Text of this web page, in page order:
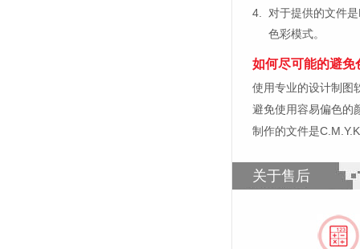
4. 对于提供的文件
色彩模式。
如何尽可能的避免
使用专业的设计制图
避免使用容易偏色的
制作的文件是
关于售后